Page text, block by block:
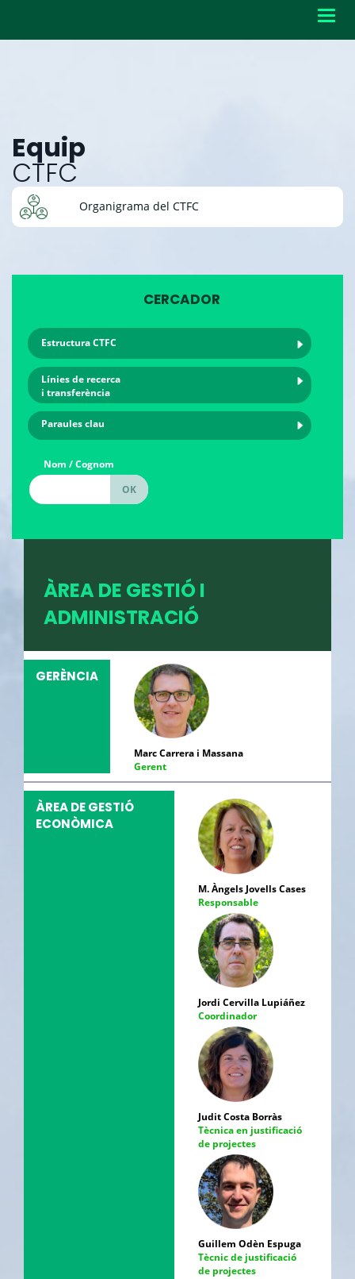
Equip
CTFC
Organigrama del CTFC
CERCADOR
Estructura CTFC
Línies de recerca
i transferència
Paraules clau
Nom / Cognom
ÀREA DE GESTIÓ I
ADMINISTRACIÓ
GERÈNCIA
Marc Carrera i Massana
Gerent
ÀREA DE GESTIÓ
ECONÒMICA
M. Àngels Jovells Cases
Responsable
Jordi Cervilla Lupiáñez
Coordinador
Judit Costa Borràs
Tècnica en justificació
de projectes
Guillem Odèn Espuga
Tècnic de justificació
de projectes